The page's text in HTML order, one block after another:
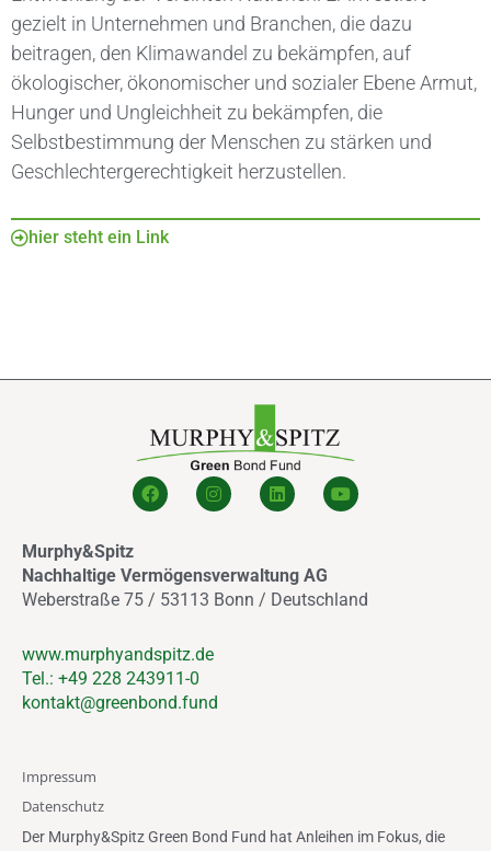
gezielt in Unternehmen und Branchen, die dazu
beitragen, den Klimawandel zu bekämpfen, auf
ökologischer, ökonomischer und sozialer Ebene Armut,
Hunger und Ungleichheit zu bekämpfen, die
Selbstbestimmung der Menschen zu stärken und
Geschlechtergerechtigkeit herzustellen.
hier steht ein Link
F
a
o
o
k
I
n
g
r
a
L
i
d
i
n
Y
o
Murphy&Spitz
Nachhaltige Vermögensverwaltung AG
Weberstraße 75 / 53113 Bonn / Deutschland
www.murphyandspitz.de
Tel.: +49 228 243911-0
kontakt@greenbond.fund
Impressum
Datenschutz
Der Murphy&Spitz Green Bond Fund hat Anleihen im Fokus, die